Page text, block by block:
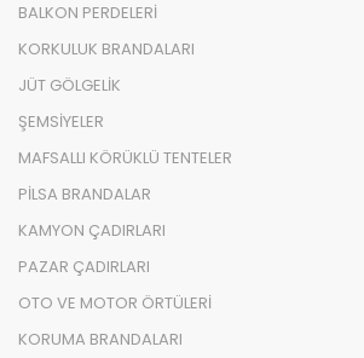
BALKON PERDELERİ
KORKULUK BRANDALARI
JÜT GÖLGELİK
ŞEMSİYELER
MAFSALLI KÖRÜKLÜ TENTELER
PİLSA BRANDALAR
KAMYON ÇADIRLARI
PAZAR ÇADIRLARI
OTO VE MOTOR ÖRTÜLERİ
KORUMA BRANDALARI